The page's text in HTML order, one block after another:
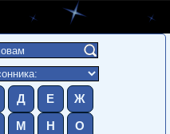
Д Е Ж
М Н О